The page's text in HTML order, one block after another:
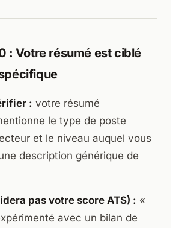
: Votre résumé est ciblé
: votre résumé
le type de poste
et le niveau auquel vous
description générique de
pas votre score ATS) : «
avec un bilan de